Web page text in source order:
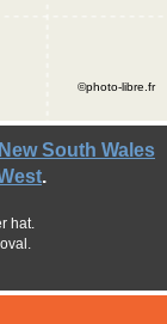
New South Wales
.
hat.
©photo-libre.fr